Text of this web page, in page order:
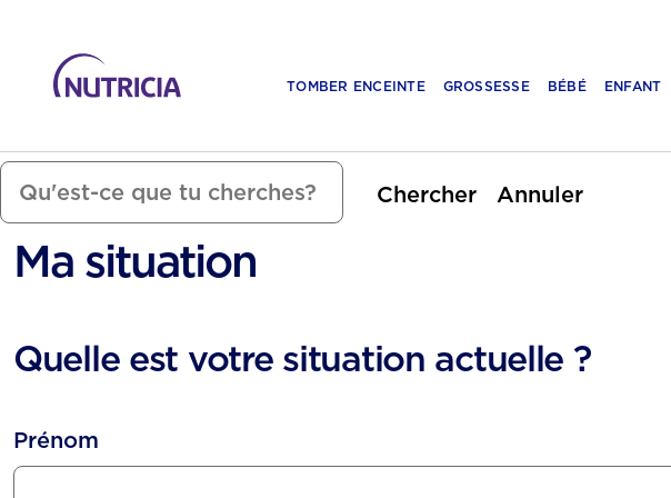
TOMBER ENCEINTE GROSSESSE BÉBÉ ENFANT
Chercher Annuler
Ma situation
Quelle est votre situation actuelle ?
Prénom